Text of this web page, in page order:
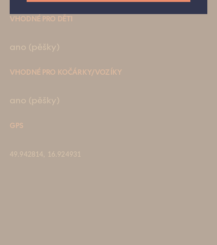
VHODNÉ PRO DĚTI
ano (pěšky)
VHODNÉ PRO KOČÁRKY/VOZÍKY
ano (pěšky)
GPS
49.942814, 16.924931